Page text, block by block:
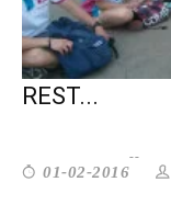
BOBBA: I
REST...
01-02-2016